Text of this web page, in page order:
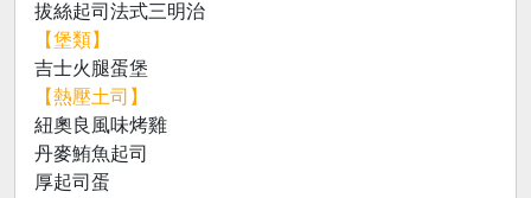
拔絲起司法式三明治
【堡類】
吉士火腿蛋堡
【熱壓土司】
紐奧良風味烤雞
丹麥鮪魚起司
厚起司蛋